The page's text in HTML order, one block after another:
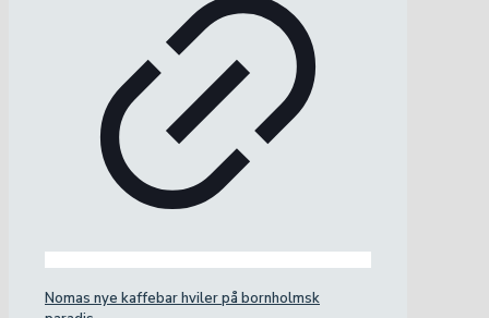
Nomas nye kaffebar hviler på bornholmsk